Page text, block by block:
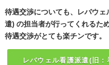
待遇交渉についても、レバウ
遣) の担当者が行ってくれるた
待遇交渉がとても楽チンです。
レバウェル看護派遣(旧